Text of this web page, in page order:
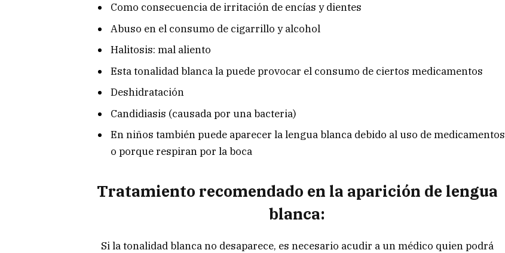
Como consecuencia de irritación de encías y dientes
Abuso en el consumo de cigarrillo y alcohol
Halitosis: mal aliento
Esta tonalidad blanca la puede provocar el consumo de ciertos medicamentos
Deshidratación
Candidiasis (causada por una bacteria)
En niños también puede aparecer la lengua blanca debido al uso de medicamentos
o porque respiran por la boca
Tratamiento recomendado en la aparición de lengua
blanca:
Si la tonalidad blanca no desaparece, es necesario acudir a un médico quien podrá